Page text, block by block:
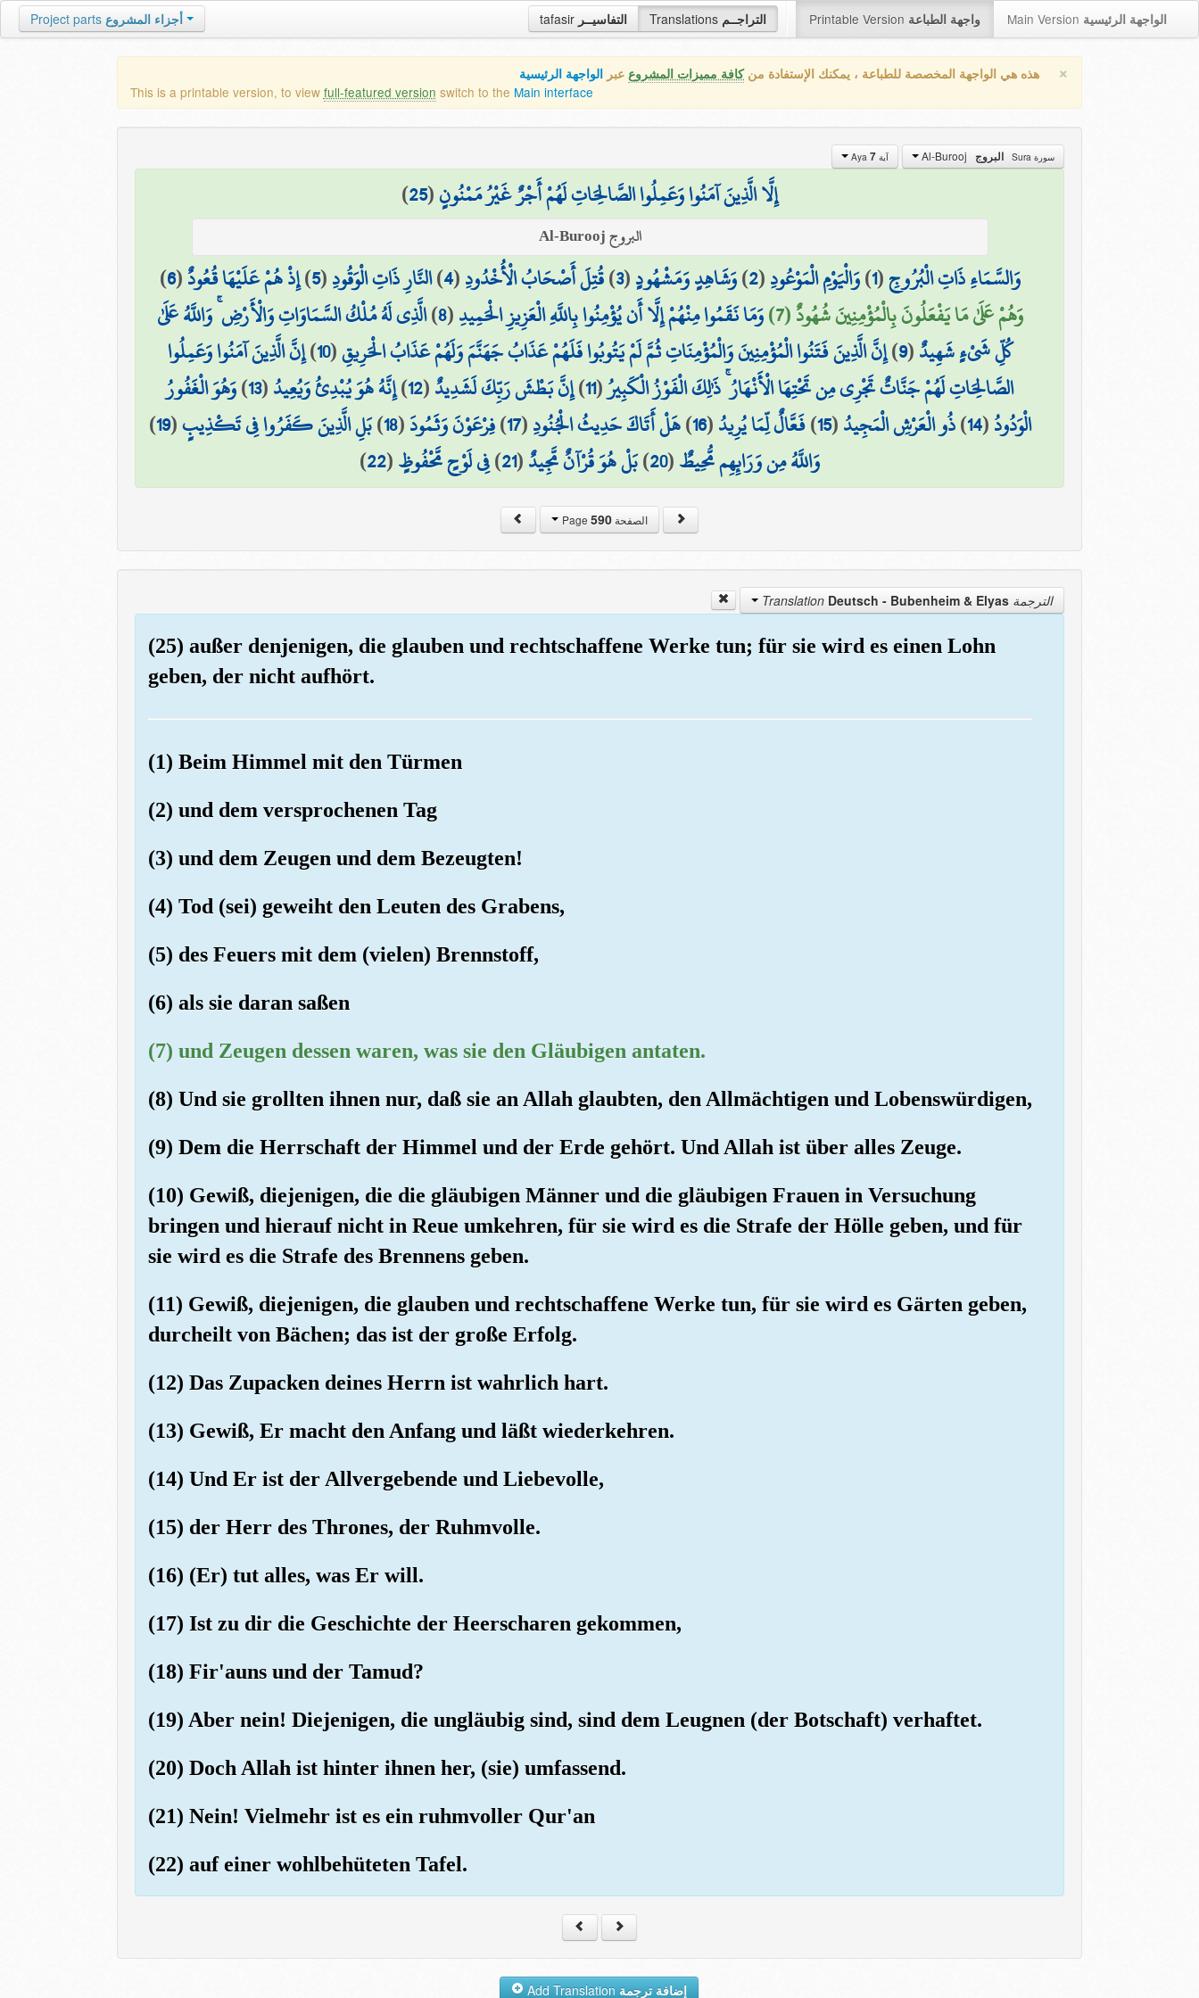
tafasir التفاسيــر Translations التراجــم Printable Version واجهة الطباعة Main Version الواجهة الرئيسية Project parts أجزاء المشروع
× هذه هي الواجهة المخصصة للطباعة ، يمكنك الإستفادة منكافة مميزات المشروع عبر الواجهة الرئيسية
This is a printable version, to view full-featured version switch to the Main interface
سورة Sura البروج آية Aya 7
إِلَّا الَّذِينَ آمَنُوا وَعَمِلُوا الصَّالِحَاتِ لَهُمْ أَجْرٌ غَيْرُ مَمْنُونٍ(
25
)
البروج Al-Burooj
وَالسَّمَاءِ ذَاتِ الْبُرُوجِ(
1
)وَالْيَوْمِ الْمَوْعُودِ(
2
)وَشَاهِدٍ وَمَشْهُودٍ(
3
)قُتِلَ أَصْحَابُ الْأُخْدُودِ(
4
)النَّارِ ذَاتِ الْوَقُودِ(
5
)إِذْ هُمْ عَلَيْهَا قُعُودٌ(
6
)
وَهُمْ عَلَىٰ مَا يَفْعَلُونَ بِالْمُؤْمِنِينَ شُهُودٌ (7) وَمَا نَقَمُوا مِنْهُمْ إِلَّا أَن يُؤْمِنُوا بِاللَّهِ الْعَزِيزِ الْحَمِيدِ(
8
)الَّذِي لَهُ مُلْكُ السَّمَاوَاتِ وَالْأَرْضِ ۚ وَاللَّهُ عَلَىٰ
كُلِّ شَيْءٍ شَهِيدٌ(
9
)إِنَّ الَّذِينَ فَتَنُوا الْمُؤْمِنِينَ وَالْمُؤْمِنَاتِ ثُمَّ لَمْ يَتُوبُوا فَلَهُمْ عَذَابُ جَهَنَّمَ وَلَهُمْ عَذَابُ الْحَرِيقِ(
10
)إِنَّ الَّذِينَ آمَنُوا وَعَمِلُوا
الصَّالِحَاتِ لَهُمْ جَنَّاتٌ تَجْرِي مِن تَحْتِهَا الْأَنْهَارُ ۚ ذَٰلِكَ الْفَوْزُ الْكَبِيرُ(
11
)إِنَّ بَطْشَ رَبِّكَ لَشَدِيدٌ(
12
)إِنَّهُ هُوَ يُبْدِئُ وَيُعِيدُ(
13
)وَهُوَ الْغَفُورُ
الْوَدُودُ(
14
)ذُو الْعَرْشِ الْمَجِيدُ(
15
)فَعَّالٌ لِّمَا يُرِيدُ(
16
)هَلْ أَتَاكَ حَدِيثُ الْجُنُودِ(
17
)فِرْعَوْنَ وَثَمُودَ(
18
)بَلِ الَّذِينَ كَفَرُوا فِي تَكْذِيبٍ(
19
)
وَاللَّهُ مِن وَرَائِهِم مُّحِيطٌ(
20
)بَلْ هُوَ قُرْآنٌ مَّجِيدٌ(
21
)فِي لَوْحٍ مَّحْفُوظٍ(
22
)
الصفحة Page590
الترجمة Translation Deutsch - Bubenheim & Elyas
(25) außer denjenigen, die glauben und rechtschaffene Werke tun; für sie wird es einen Lohn
geben, der nicht aufhört.
(1) Beim Himmel mit den Türmen
(2) und dem versprochenen Tag
(3) und dem Zeugen und dem Bezeugten!
(4) Tod (sei) geweiht den Leuten des Grabens,
(5) des Feuers mit dem (vielen) Brennstoff,
(6) als sie daran saßen
(7) und Zeugen dessen waren, was sie den Gläubigen antaten.
(8) Und sie grollten ihnen nur, daß sie an Allah glaubten, den Allmächtigen und Lobenswürdigen,
(9) Dem die Herrschaft der Himmel und der Erde gehört. Und Allah ist über alles Zeuge.
(10) Gewiß, diejenigen, die die gläubigen Männer und die gläubigen Frauen in Versuchung
bringen und hierauf nicht in Reue umkehren, für sie wird es die Strafe der Hölle geben, und für
sie wird es die Strafe des Brennens geben.
(11) Gewiß, diejenigen, die glauben und rechtschaffene Werke tun, für sie wird es Gärten geben,
durcheilt von Bächen; das ist der große Erfolg.
(12) Das Zupacken deines Herrn ist wahrlich hart.
(13) Gewiß, Er macht den Anfang und läßt wiederkehren.
(14) Und Er ist der Allvergebende und Liebevolle,
(15) der Herr des Thrones, der Ruhmvolle.
(16) (Er) tut alles, was Er will.
(17) Ist zu dir die Geschichte der Heerscharen gekommen,
(18) Fir'auns und der Tamud?
(19) Aber nein! Diejenigen, die ungläubig sind, sind dem Leugnen (der Botschaft) verhaftet.
(20) Doch Allah ist hinter ihnen her, (sie) umfassend.
(21) Nein! Vielmehr ist es ein ruhmvoller Qur'an
(22) auf einer wohlbehüteten Tafel.
إضافة ترجمة